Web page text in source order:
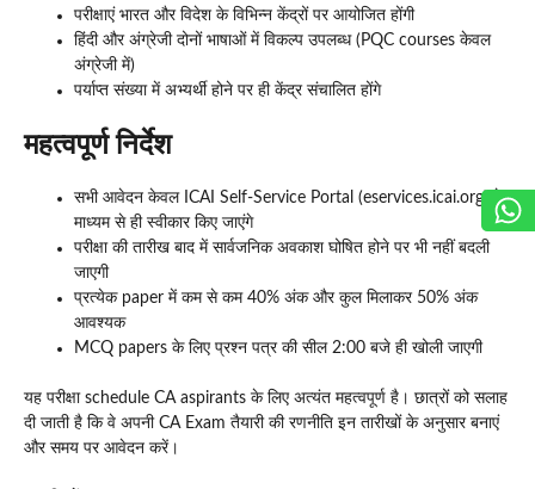
परीक्षाएं भारत और विदेश के विभिन्न केंद्रों पर आयोजित होंगी
हिंदी और अंग्रेजी दोनों भाषाओं में विकल्प उपलब्ध (PQC courses केवल
अंग्रेजी में)
पर्याप्त संख्या में अभ्यर्थी होने पर ही केंद्र संचालित होंगे
महत्वपूर्ण निर्देश
सभी आवेदन केवल ICAI Self-Service Portal (eservices.icai.org) के
माध्यम से ही स्वीकार किए जाएंगे
परीक्षा की तारीख बाद में सार्वजनिक अवकाश घोषित होने पर भी नहीं बदली
जाएगी
प्रत्येक paper में कम से कम 40% अंक और कुल मिलाकर 50% अंक
आवश्यक
MCQ papers के लिए प्रश्न पत्र की सील 2:00 बजे ही खोली जाएगी
यह परीक्षा schedule CA aspirants के लिए अत्यंत महत्वपूर्ण है। छात्रों को सलाह
दी जाती है कि वे अपनी CA Exam तैयारी की रणनीति इन तारीखों के अनुसार बनाएं
और समय पर आवेदन करें।